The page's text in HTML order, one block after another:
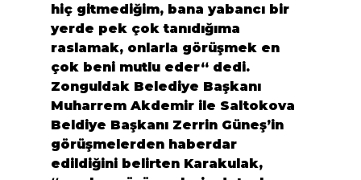
hiç gitmediğim, bana yabancı bir
yerde pek çok tanıdığıma
raslamak, onlarla görüşmek en
çok beni mutlu eder“ dedi.
Zonguldak Belediye Başkanı
Muharrem Akdemir ile Saltokova
Beldiye Başkanı Zerrin Güneş’in
görüşmelerden haberdar
edildiğini belirten Karakulak,